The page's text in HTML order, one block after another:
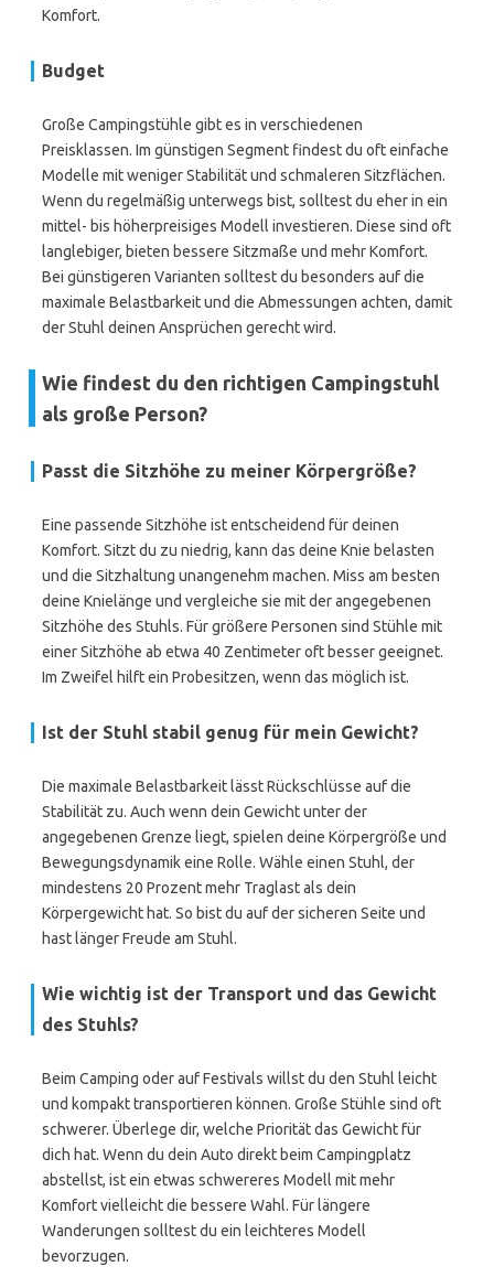
Komfort.
Budget
Große Campingstühle gibt es in verschiedenen
Preisklassen. Im günstigen Segment findest du oft einfache
Modelle mit weniger Stabilität und schmaleren Sitzflächen.
Wenn du regelmäßig unterwegs bist, solltest du eher in ein
mittel- bis höherpreisiges Modell investieren. Diese sind oft
langlebiger, bieten bessere Sitzmaße und mehr Komfort.
Bei günstigeren Varianten solltest du besonders auf die
maximale Belastbarkeit und die Abmessungen achten, damit
der Stuhl deinen Ansprüchen gerecht wird.
Wie findest du den richtigen Campingstuhl
als große Person?
Passt die Sitzhöhe zu meiner Körpergröße?
Eine passende Sitzhöhe ist entscheidend für deinen
Komfort. Sitzt du zu niedrig, kann das deine Knie belasten
und die Sitzhaltung unangenehm machen. Miss am besten
deine Knielänge und vergleiche sie mit der angegebenen
Sitzhöhe des Stuhls. Für größere Personen sind Stühle mit
einer Sitzhöhe ab etwa 40 Zentimeter oft besser geeignet.
Im Zweifel hilft ein Probesitzen, wenn das möglich ist.
Ist der Stuhl stabil genug für mein Gewicht?
Die maximale Belastbarkeit lässt Rückschlüsse auf die
Stabilität zu. Auch wenn dein Gewicht unter der
angegebenen Grenze liegt, spielen deine Körpergröße und
Bewegungsdynamik eine Rolle. Wähle einen Stuhl, der
mindestens 20 Prozent mehr Traglast als dein
Körpergewicht hat. So bist du auf der sicheren Seite und
hast länger Freude am Stuhl.
Wie wichtig ist der Transport und das Gewicht
des Stuhls?
Beim Camping oder auf Festivals willst du den Stuhl leicht
und kompakt transportieren können. Große Stühle sind oft
schwerer. Überlege dir, welche Priorität das Gewicht für
dich hat. Wenn du dein Auto direkt beim Campingplatz
abstellst, ist ein etwas schwereres Modell mit mehr
Komfort vielleicht die bessere Wahl. Für längere
Wanderungen solltest du ein leichteres Modell
bevorzugen.